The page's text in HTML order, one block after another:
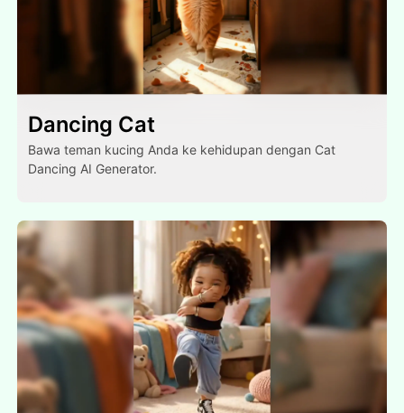
Dancing Cat
Bawa teman kucing Anda ke kehidupan dengan Cat
Dancing AI Generator.